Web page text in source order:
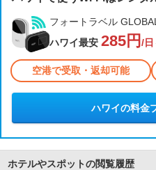
フォートラベル
ハワイ最安 285円 /日
空港で受取・返却可能
ハワイの料金
ホテルやスポットの閲覧履歴